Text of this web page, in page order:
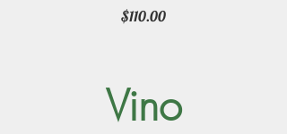
$110.00
Vino